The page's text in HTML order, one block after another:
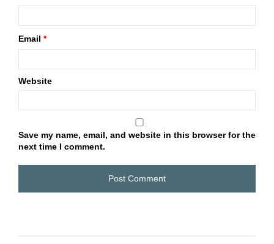
Email *
Website
Save my name, email, and website in this browser for the
next time I comment.